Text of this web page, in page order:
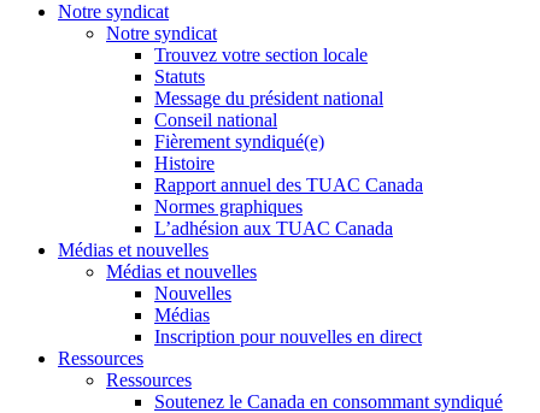
Notre syndicat
Notre syndicat
Trouvez votre section locale
Statuts
Message du président national
Conseil national
Fièrement syndiqué(e)
Histoire
Rapport annuel des TUAC Canada
Normes graphiques
L’adhésion aux TUAC Canada
Médias et nouvelles
Médias et nouvelles
Nouvelles
Médias
Inscription pour nouvelles en direct
Ressources
Ressources
Soutenez le Canada en consommant syndiqué